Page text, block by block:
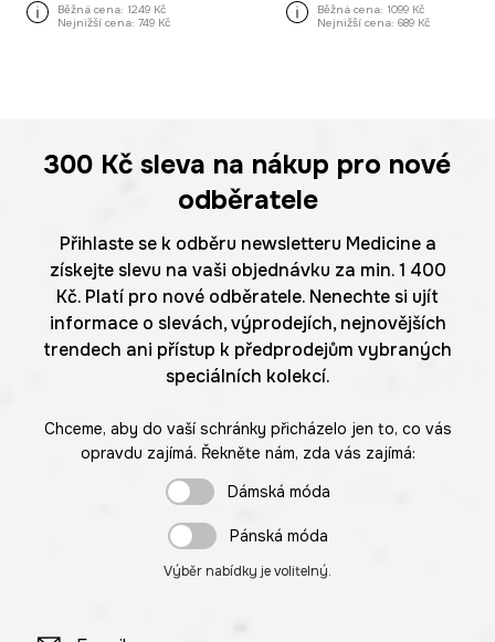
Běžná cena: 1249 Kč
Nejnižší cena: 749 Kč
Běžná cena: 1099 Kč
Nejnižší cena: 689 Kč
300 Kč sleva na nákup pro nové
odběratele
Přihlaste se k odběru newsletteru Medicine a
získejte slevu na vaši objednávku za min. 1 400
Kč. Platí pro nové odběratele. Nenechte si ujít
informace o slevách, výprodejích, nejnovějších
trendech ani přístup k předprodejům vybraných
speciálních kolekcí.
Chceme, aby do vaší schránky přicházelo jen to, co vás
opravdu zajímá. Řekněte nám, zda vás zajímá:
Dámská móda
Pánská móda
Výběr nabídky je volitelný.